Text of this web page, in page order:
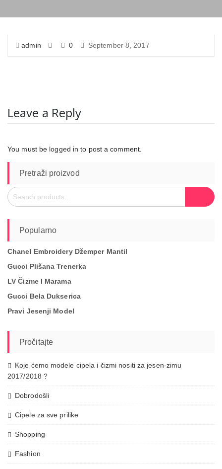
admin 0 September 8, 2017
Leave a Reply
You must be logged in to post a comment.
Pretraži proizvod
Search
for:
Popularno
Chanel Embroidery Džemper Mantil
Gucci Plišana Trenerka
LV Čizme I Marama
Gucci Bela Dukserica
Pravi Jesenji Model
Pročitajte
Koje ćemo modele cipela i čizmi nositi za jesen-zimu
2017/2018 ?
Dobrodošli
Cipele za sve prilike
Shopping
Fashion